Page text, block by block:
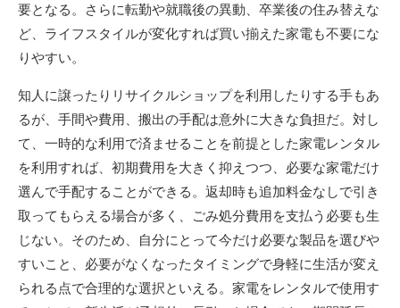
要となる。さらに転勤や就職後の異動、卒業後の住み替えな
ど、ライフスタイルが変化すれば買い揃えた家電も不要にな
りやすい。
知人に譲ったりリサイクルショップを利用したりする手もあ
るが、手間や費用、搬出の手配は意外に大きな負担だ。対し
て、一時的な利用で済ませることを前提とした家電レンタル
を利用すれば、初期費用を大きく抑えつつ、必要な家電だけ
選んで手配することができる。返却時も追加料金なしで引き
取ってもらえる場合が多く、ごみ処分費用を支払う必要も生
じない。そのため、自分にとって今だけ必要な製品を選びや
すいこと、必要がなくなったタイミングで身軽に生活が変え
られる点で合理的な選択といえる。家電をレンタルで使用す